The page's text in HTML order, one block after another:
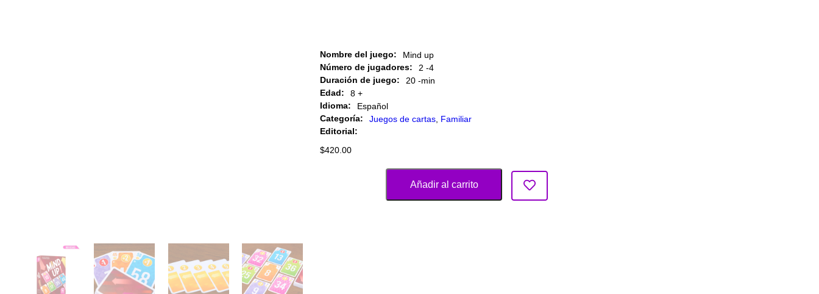
Nombre del juego:
Mind up
Número de jugadores:
2 -4
Duración de juego:
20 -min
Edad:
8 +
Idioma:
Español
Categoría:
Juegos de cartas Familiar
Editorial:
$420.00
Añadir al carrito